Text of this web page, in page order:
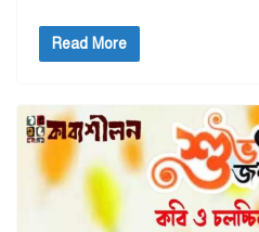
Read More